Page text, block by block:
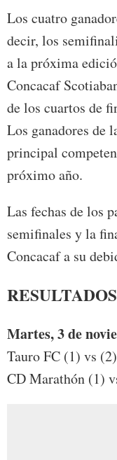
Los cuatro
decir, los
a la próxima
Concacaf
de los cuartos de
Los ganadores de
principal
próximo año.
Las fechas de los
semifinales y la
Concacaf a su
Martes, 3 de
Tauro FC (1) vs
CD Marathón (1)